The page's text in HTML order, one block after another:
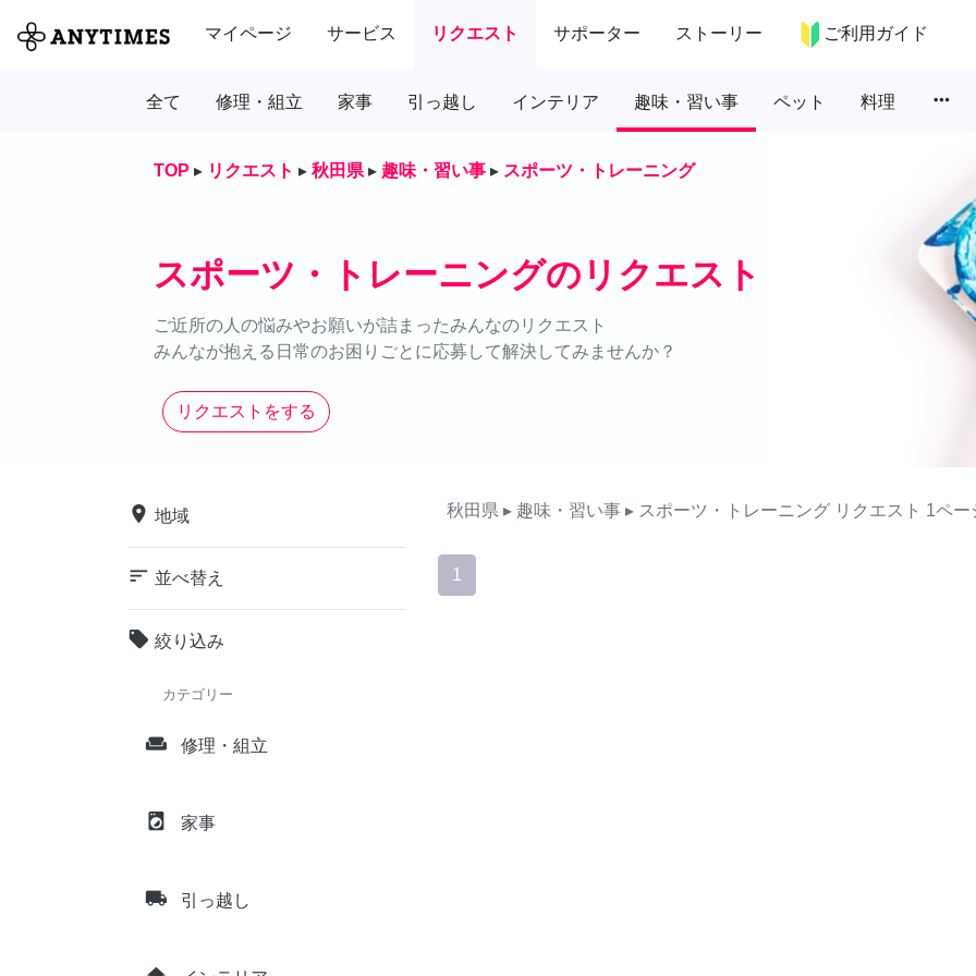
マイページ サービス リクエスト サポーター ストーリー ご利用ガイド
全て 修理・組立 家事 引っ越し インテリア 趣味・習い事 ペット 料理 more_horiz
TOP ▸ リクエスト ▸ 秋田県 ▸ 趣味・習い事 ▸ スポーツ・トレーニング
スポーツ・トレーニングのリクエスト
ご近所の人の悩みやお願いが詰まったみんなのリクエスト
みんなが抱える日常のお困りごとに応募して解決してみませんか？
リクエストをする
place 地域
sort 並べ替え
local_offer 絞り込み
カテゴリー
weekend 修理・組立
local_laundry_service 家事
local_shipping 引っ越し
秋田県 ▸ 趣味・習い事 ▸ スポーツ・トレーニング リクエスト 1ペー
1